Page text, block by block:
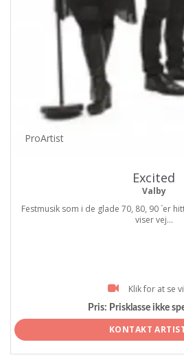
ProArtist
Excited
Valby
Festmusik som i de glade 70, 80, 90 ´er
viser vej...
Klik for at se
Pris: Prisklasse ikke
KONTAKT